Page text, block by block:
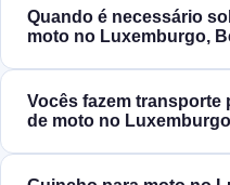
Quando é necessário
moto no Luxemburgo,
Vocês fazem transporte
de moto no